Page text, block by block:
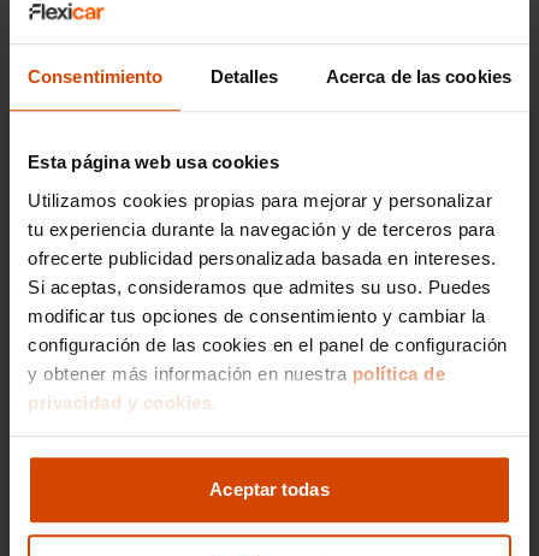
Consentimiento Detalles Acerca de las cookies
Esta página web usa cookies
Utilizamos cookies propias para mejorar y personalizar
tu experiencia durante la navegación y de terceros para
ofrecerte publicidad personalizada basada en intereses.
Si aceptas, consideramos que admites su uso. Puedes
modificar tus opciones de consentimiento y cambiar la
configuración de las cookies en el panel de configuración
y obtener más información en nuestra política de
privacidad y cookies.
Aceptar todas
Si lo prefieres,
gestionamos la venta de
tu vehículo
Nos encargamos de todos los trámites
Reportaje fotográfico
Publicación en los principales portales